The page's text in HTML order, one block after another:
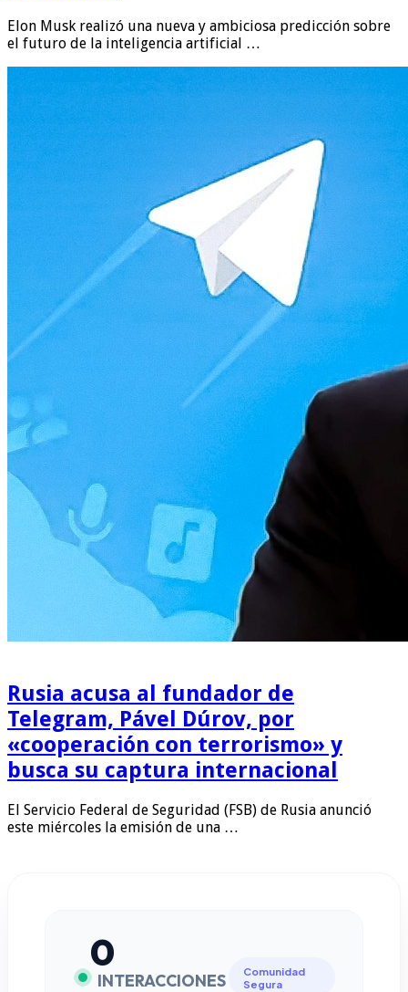
Elon Musk realizó una nueva y ambiciosa predicción sobre
el futuro de la inteligencia artificial …
Rusia acusa al fundador de
Telegram, Pável Dúrov, por
«cooperación con terrorismo» y
busca su captura internacional
El Servicio Federal de Seguridad (FSB) de Rusia anunció
este miércoles la emisión de una …
0
INTERACCIONES
Comunidad
Segura